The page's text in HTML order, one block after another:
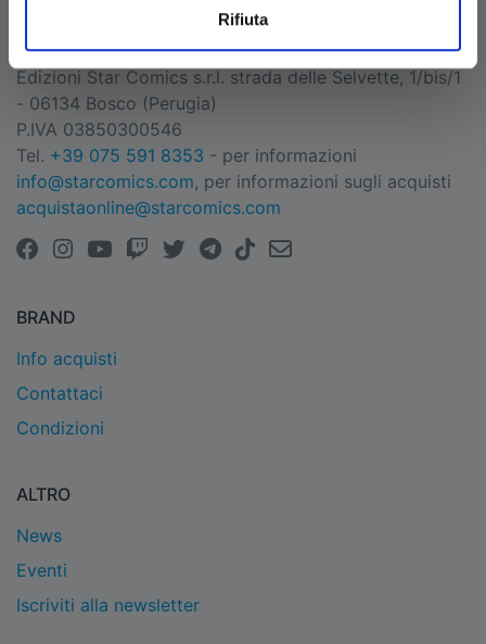
Rifiuta
Edizioni Star Comics s.r.l. strada delle Selvette, 1/bis/1
- 06134 Bosco (Perugia)
P.IVA 03850300546
Tel. +39 075 591 8353 - per informazioni
info@starcomics.com, per informazioni sugli acquisti
acquistaonline@starcomics.com
BRAND
Info acquisti
Contattaci
Condizioni
ALTRO
News
Eventi
Iscriviti alla newsletter